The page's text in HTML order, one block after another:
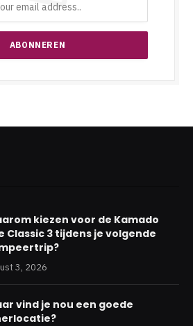
kiezen voor de Kamado
Classic 3 tijdens je volgende
3, 2026
vind je nou een goede